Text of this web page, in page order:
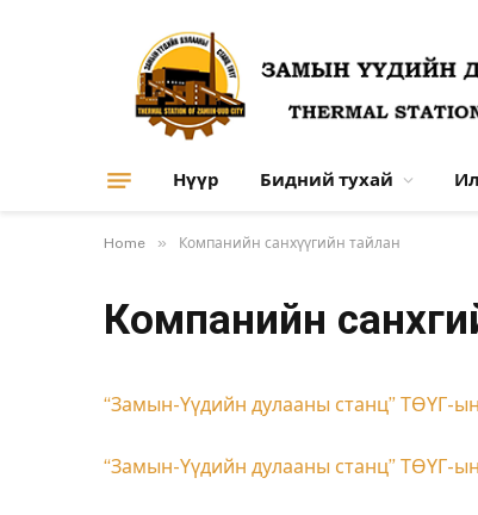
Нүүр Бидний тухай
Home » Компанийн санхүүгийн тайлан
Компанийн
“Замын-Үүдийн дулааны станц” ТӨҮГ-
“Замын-Үүдийн дулааны станц” ТӨҮГ-